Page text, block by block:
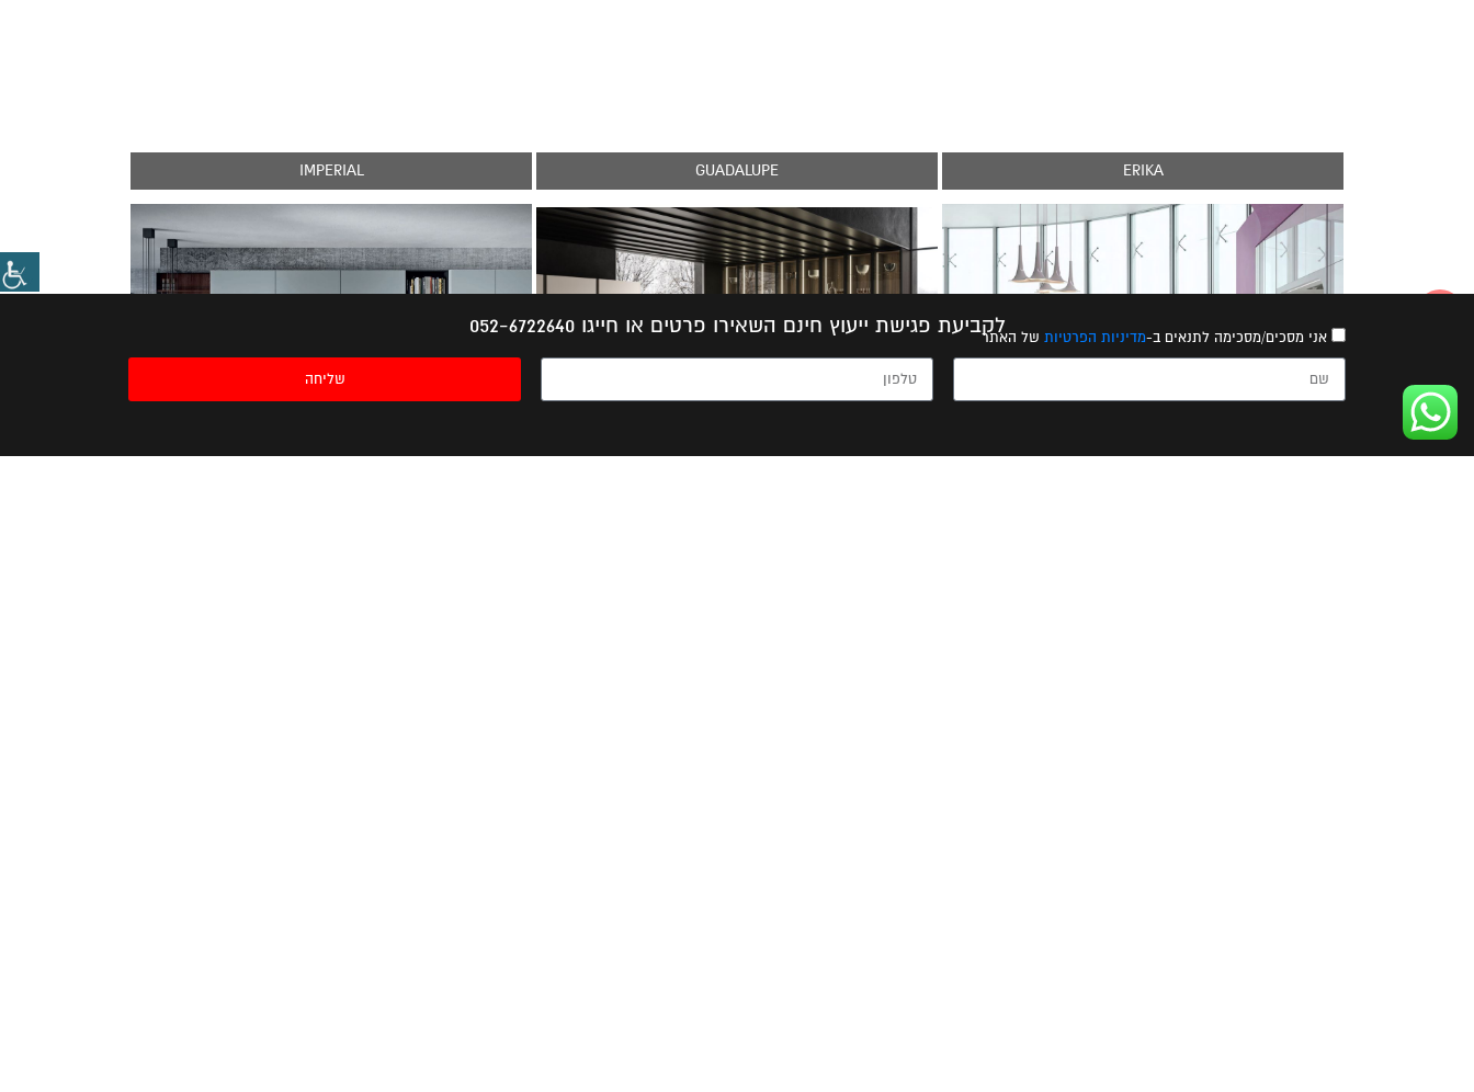
ERIKA
GUADALUPE
IMPERIAL
לקביעת פגישת ייעוץ חינם השאירו פרטים או חייגו 052-6722640 אני מסכים/מסכימה לתנאים ב-מדיניות הפרטיות של האתר
שליחה